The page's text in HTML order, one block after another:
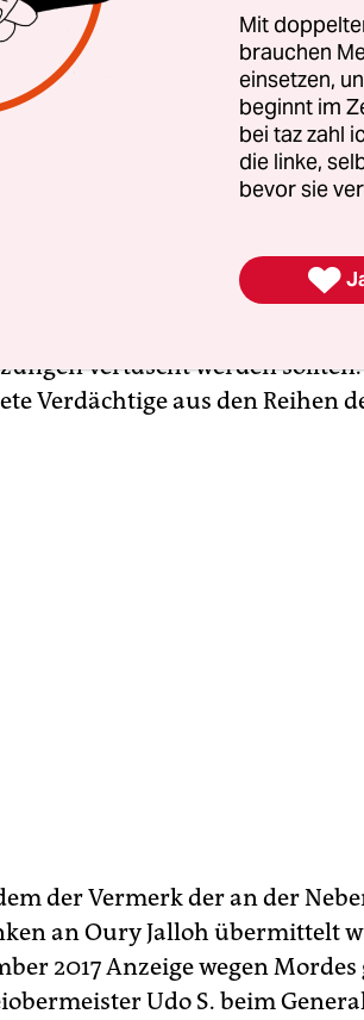
tötete ihn.
Jahre später änderte der
seine Theorie zu dem
Bittmann in einem
bereits vor Ausbruch des
und angezündet worden.
konsultierte. Das Motiv
vertuscht werden
Verdächtige aus den Reihen
der Vermerk der an der
an Oury Jalloh übermittelt
2017 Anzeige wegen
Udo S. beim
Mit
brauchen
einsetzen,
beginnt im
bei taz zahl
die linke,
bevor sie
